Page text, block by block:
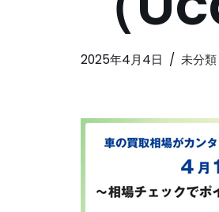
2025年4月4日 未分類